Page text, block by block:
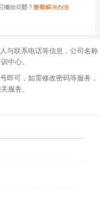
与联系电话等信息，公司名称
中心。
即可，如需修改密码等服务，
服务。